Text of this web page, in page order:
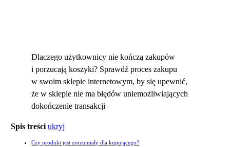
Dlaczego użytkownicy nie kończą zakupów
i porzucają koszyki? Sprawdź proces zakupu
w swoim sklepie internetowym, by się upewnić,
że w sklepie nie ma błędów uniemożliwiających
dokończenie transakcji
Spis treści ukryj
Czy produkt jest zrozumiały dla kupującego?